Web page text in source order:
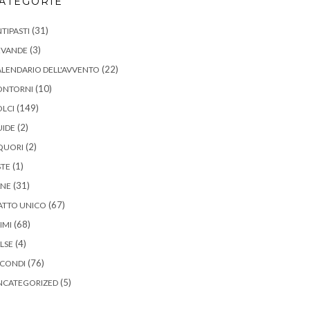
(31)
(3)
DELL'AVVENTO (22)
(10)
(149)
(2)
(2)
(1)
(31)
UNICO (67)
(68)
(4)
(76)
(5)